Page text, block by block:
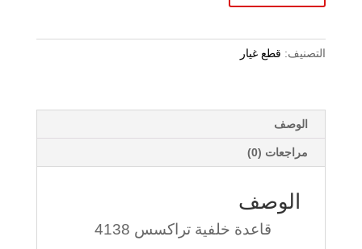
التصنيف: قطع غيار
الوصف
مراجعات (0)
الوصف
قاعدة خلفية تراكسس 4138